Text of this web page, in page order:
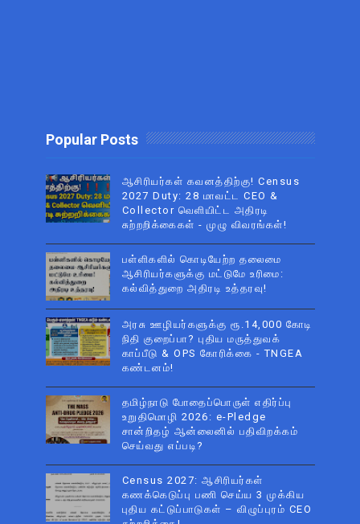
Popular Posts
ஆசிரியர்கள் கவனத்திற்கு! Census
2027 Duty: 28 மாவட்ட CEO &
Collector வெளியிட்ட அதிரடி
சுற்றறிக்கைகள் - முழு விவரங்கள்!
பள்ளிகளில் கொடியேற்ற தலைமை
ஆசிரியர்களுக்கு மட்டுமே உரிமை:
கல்வித்துறை அதிரடி உத்தரவு!
அரசு ஊழியர்களுக்கு ரூ.14,000 கோடி
நிதி குறைப்பா? புதிய மருத்துவக்
காப்பீடு & OPS கோரிக்கை - TNGEA
கண்டனம்!
தமிழ்நாடு போதைப்பொருள் எதிர்ப்பு
உறுதிமொழி 2026: e-Pledge
சான்றிதழ் ஆன்லைனில் பதிவிறக்கம்
செய்வது எப்படி?
Census 2027: ஆசிரியர்கள்
கணக்கெடுப்பு பணி செய்ய 3 முக்கிய
புதிய கட்டுப்பாடுகள் – விழுப்புரம் CEO